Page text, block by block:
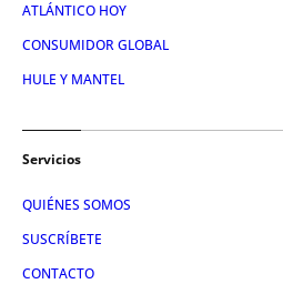
ATLÁNTICO HOY
CONSUMIDOR GLOBAL
HULE Y MANTEL
Servicios
QUIÉNES SOMOS
SUSCRÍBETE
CONTACTO